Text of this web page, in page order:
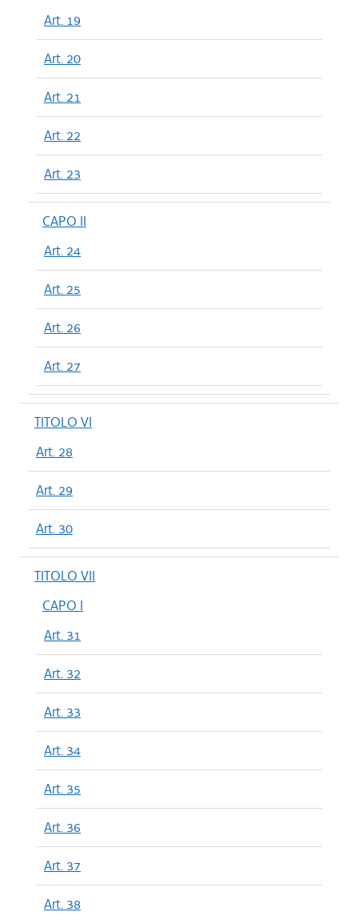
Art. 19
Art. 20
Art. 21
Art. 22
Art. 23
CAPO II
Art. 24
Art. 25
Art. 26
Art. 27
TITOLO VI
Art. 28
Art. 29
Art. 30
TITOLO VII
CAPO I
Art. 31
Art. 32
Art. 33
Art. 34
Art. 35
Art. 36
Art. 37
Art. 38